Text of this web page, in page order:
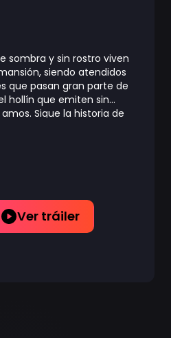
sombra y sin rostro viven
siendo atendidos
que pasan gran parte de
hollín que emiten sin
Sigue la historia de
Ver tráiler